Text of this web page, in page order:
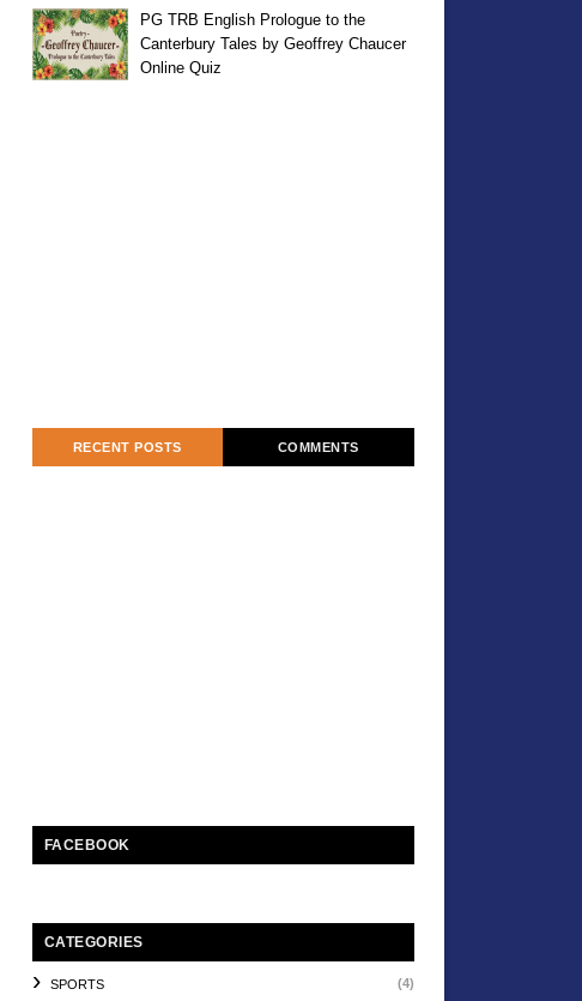
PG TRB English Prologue to the
Canterbury Tales by Geoffrey Chaucer
Online Quiz
RECENT POSTS COMMENTS
FACEBOOK
CATEGORIES
SPORTS (4)